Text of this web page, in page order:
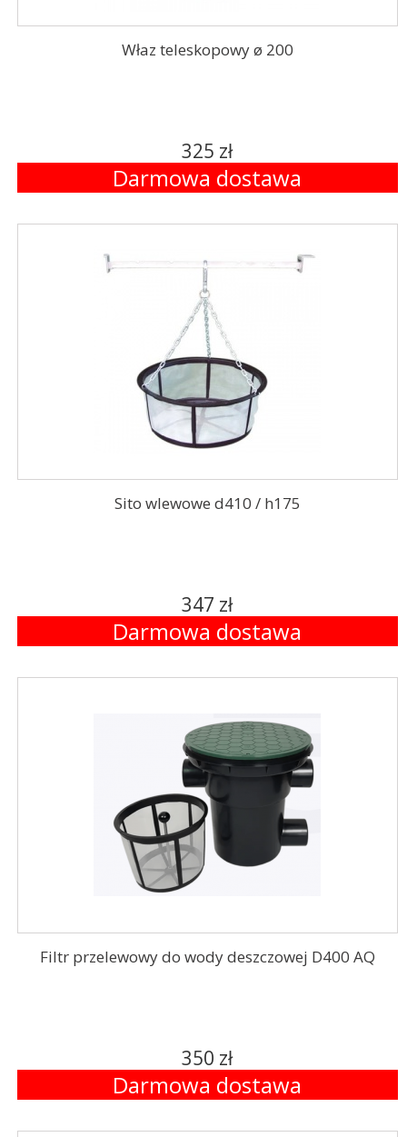
Właz teleskopowy ø 200
325 zł
Darmowa dostawa
Sito wlewowe d410 / h175
347 zł
Darmowa dostawa
Filtr przelewowy do wody deszczowej D400 AQ
350 zł
Darmowa dostawa